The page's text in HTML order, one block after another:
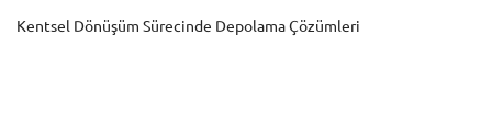
Kentsel Dönüşüm Sürecinde Depolama Çözümleri